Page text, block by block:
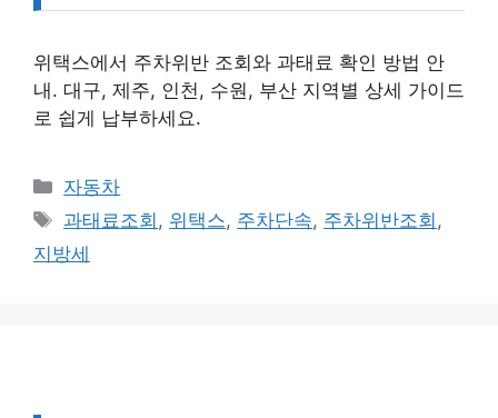
위택스에서 주차위반 조회와 과태료 확인 방법 안
내. 대구, 제주, 인천, 수원, 부산 지역별 상세 가이드
로 쉽게 납부하세요.
카
테
리
자동차
태
그
과태료조회 , 위택스, 주차단속, 주차위반조회 ,
지방세